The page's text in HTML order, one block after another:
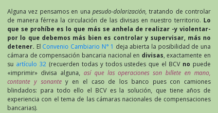
Alguna vez pensamos en una pesudo-dolarización,tratando de controlar
de manera férrea la circulación de las divisas en nuestro territorio. Lo
que se prohíbe es lo que más se anhela de realizar -y violentar-
por lo que debemos más bien es controlar y supervisar, más no
detener. El Convenio Cambiario N° 1 deja abierta la posibilidad de una
cámara de compensación bancaria nacional en divisas, exactamente en
su artículo 32(recuerden todas y todos ustedes que el BCV no puede
«imprimir» divisa alguna, así que las operaciones son billete en mano,
contante y sonantey en el caso de los banco pues con camiones
blindados: para todo ello el BCV es la solución, que tiene años de
experiencia con el tema de las cámaras nacionales de compensaciones
bancarias).